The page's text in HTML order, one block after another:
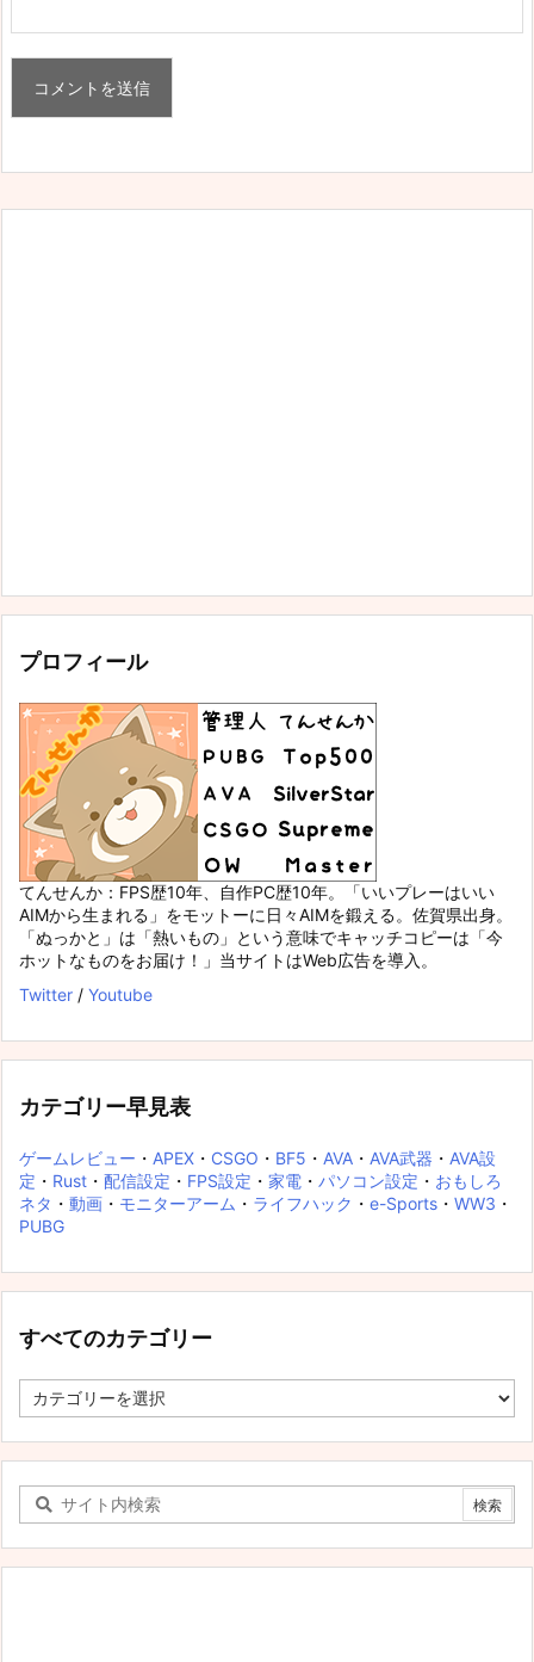
プロフィール
てんせんか：FPS歴10年、自作PC歴10年。「いいプレーはいい
AIMから生まれる」をモットーに日々AIMを鍛える。佐賀県出身。
「ぬっかと」は「熱いもの」という意味でキャッチコピーは「今
ホットなものをお届け！」当サイトはWeb広告を導入。
Twitter / Youtube
カテゴリー早見表
ゲームレビュー ・ APEX ・ CSGO ・ BF5 ・ AVA ・ AVA武器 ・ AVA設
定 ・ Rust ・ 配信設定 ・ FPS設定 ・ 家電 ・ パソコン設定 ・ おもしろ
ネタ ・ 動画 ・ モニターアーム ・ ライフハック ・ e-Sports ・ WW3 ・
PUBG
すべてのカテゴリー
べ
の
カ
ゴ
リ
ー